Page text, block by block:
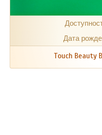
Дата
Touch Beauty